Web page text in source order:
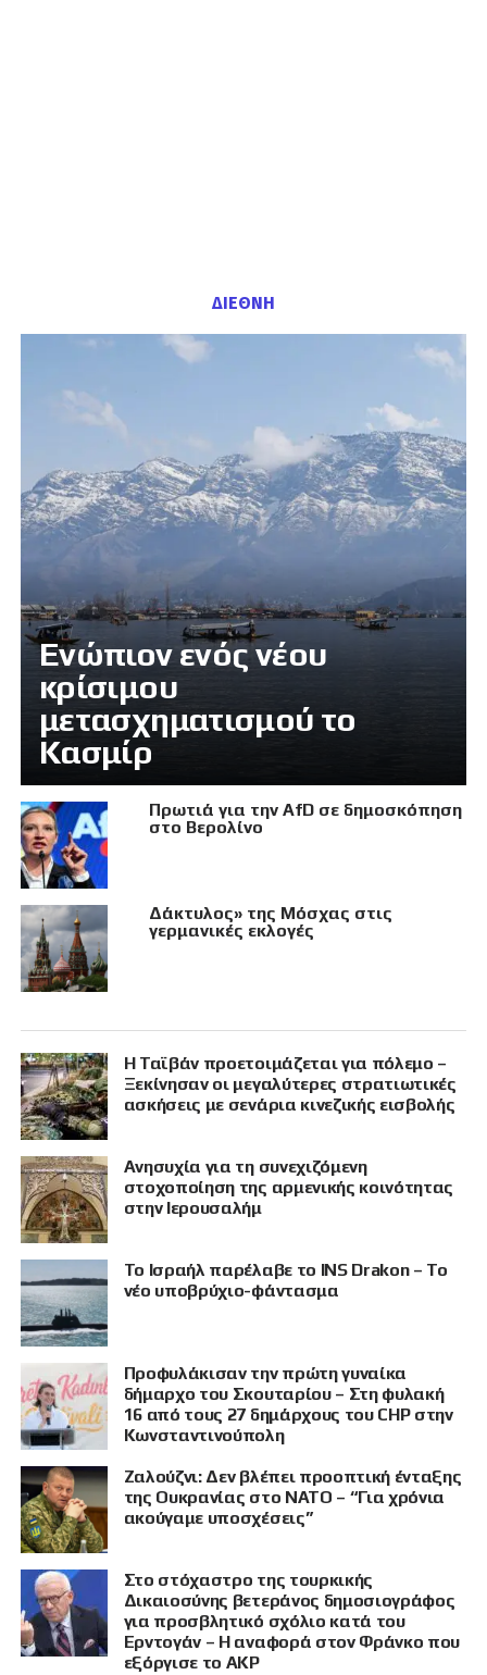
ΔΙΕΘΝΗ
Eνώπιον ενός νέου
κρίσιμου
μετασχηματισμού το
Κασμίρ
Πρωτιά για την AfD σε δημοσκόπηση
στο Βερολίνο
Δάκτυλος» της Μόσχας στις
γερμανικές εκλογές
Η Ταϊβάν προετοιμάζεται για πόλεμο –
Ξεκίνησαν οι μεγαλύτερες στρατιωτικές
ασκήσεις με σενάρια κινεζικής εισβολής
Ανησυχία για τη συνεχιζόμενη
στοχοποίηση της αρμενικής κοινότητας
στην Ιερουσαλήμ
Το Ισραήλ παρέλαβε το INS Drakon – Το
νέο υποβρύχιο-φάντασμα
Προφυλάκισαν την πρώτη γυναίκα
δήμαρχο του Σκουταρίου – Στη φυλακή
16 από τους 27 δημάρχους του CHP στην
Κωνσταντινούπολη
Ζαλούζνι: Δεν βλέπει προοπτική ένταξης
της Ουκρανίας στο ΝΑΤΟ – “Για χρόνια
ακούγαμε υποσχέσεις”
Στο στόχαστρο της τουρκικής
Δικαιοσύνης βετεράνος δημοσιογράφος
για προσβλητικό σχόλιο κατά του
Ερντογάν – Η αναφορά στον Φράνκο που
εξόργισε το AKP